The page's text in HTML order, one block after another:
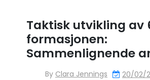
Taktisk utvikling av
formasjonen:
Sammenlignende
By Clara Jennings 20/02/